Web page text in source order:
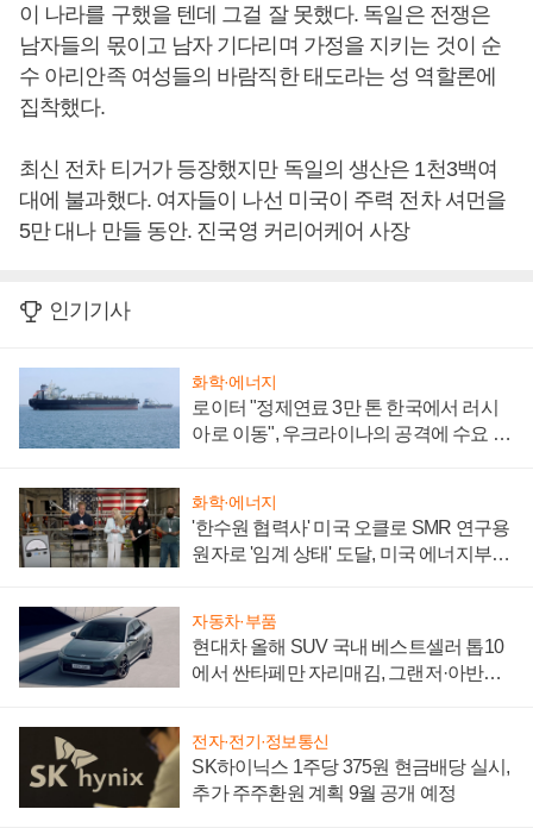
이 나라를 구했을 텐데 그걸 잘 못했다. 독일은 전쟁은
남자들의 몫이고 남자 기다리며 가정을 지키는 것이 순
수 아리안족 여성들의 바람직한 태도라는 성 역할론에
집착했다.
최신 전차 티거가 등장했지만 독일의 생산은 1천3백여
대에 불과했다. 여자들이 나선 미국이 주력 전차 셔먼을
5만 대나 만들 동안. 진국영 커리어케어 사장
인기기사
화학·에너지
로이터 "정제연료 3만 톤 한국에서 러시
아로 이동", 우크라이나의 공격에 수요 늘
화학·에너지
'한수원 협력사' 미국 오클로 SMR 연구용
원자로 '임계 상태' 도달, 미국 에너지부
자동차·부품
현대차 올해 SUV 국내 베스트셀러 톱10
에서 싼타페만 자리매김, 그랜저·아반떼
전자·전기·정보통신
SK하이닉스 1주당 375원 현금배당 실시,
추가 주주환원 계획 9월 공개 예정